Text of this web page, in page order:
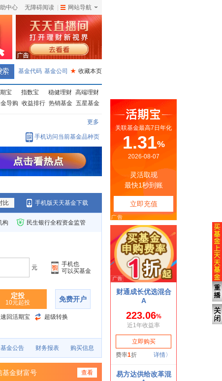
中心 无障碍阅读 网站导航
基金代码 基金公司 ★ 收藏本页
宝 指数宝 稳健理财 高端理财
导购 收益排行 热销基金 五星基金
更多
手机访问当前基金品种页
比 手机版天天基金下载
构 民生银行全程资金监管
元
手机也
可以买基金
定投
10元起投 免费开户
回活期宝 超级转换
基金公告 财务报表 购买信息
基金财富号 查看